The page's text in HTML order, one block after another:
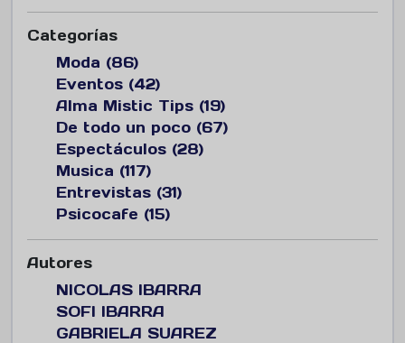
Categorías
Moda (86)
Eventos (42)
Alma Mistic Tips (19)
De todo un poco (67)
Espectáculos (28)
Musica (117)
Entrevistas (31)
Psicocafe (15)
Autores
NICOLAS IBARRA
SOFI IBARRA
GABRIELA SUAREZ